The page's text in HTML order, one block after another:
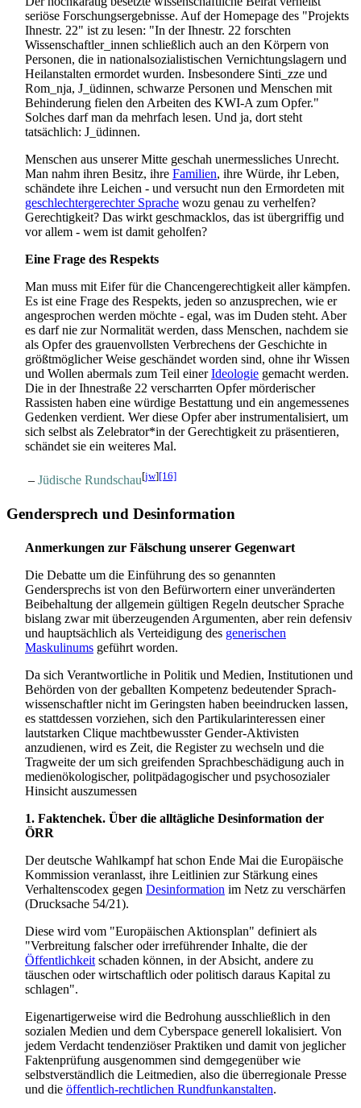
seriöse Forschungs­ergebnisse. Auf der Homepage des "Projekts
Ihnestr. 22" ist zu lesen: "In der Ihnestr. 22 forschten
Wissenschaftler_innen schließlich auch an den Körpern von
Personen, die in national­sozialistischen Vernichtungs­lagern und
Heil­anstalten ermordet wurden. Insbesondere Sinti_zze und
Rom_nja, J_üdinnen, schwarze Personen und Menschen mit
Behinderung fielen den Arbeiten des KWI-A zum Opfer."
Solches darf man da mehrfach lesen. Und ja, dort steht
tatsächlich: J_üdinnen.
Menschen aus unserer Mitte geschah unermessliches Unrecht.
Man nahm ihren Besitz, ihre Familien, ihre Würde, ihr Leben,
schändete ihre Leichen - und versucht nun den Ermordeten mit
geschlechter­gerechter Sprache wozu genau zu verhelfen?
Gerechtigkeit? Das wirkt geschmacklos, das ist übergriffig und
vor allem - wem ist damit geholfen?
Eine Frage des Respekts
Man muss mit Eifer für die Chancen­gerechtigkeit aller kämpfen.
Es ist eine Frage des Respekts, jeden so anzusprechen, wie er
angesprochen werden möchte - egal, was im Duden steht. Aber
es darf nie zur Normalität werden, dass Menschen, nachdem sie
als Opfer des grauen­vollsten Verbrechens der Geschichte in
größtmöglicher Weise geschändet worden sind, ohne ihr Wissen
und Wollen abermals zum Teil einerIdeologie gemacht werden.
Die in der Ihnestraße 22 verscharrten Opfer mörderischer
Rassisten haben eine würdige Bestattung und ein angemessenes
Gedenken verdient. Wer diese Opfer aber instrumentalisiert, um
sich selbst als Zelebrator*in der Gerechtigkeit zu präsentieren,
schändet sie ein weiteres Mal.
– Jüdische Rundschau[jw][16]
Gendersprech und Desinformation
Anmerkungen zur Fälschung unserer Gegenwart
Die Debatte um die Einführung des so genannten
Gendersprechs ist von den Befürwortern einer unveränderten
Beibehaltung der allgemein gültigen Regeln deutscher Sprache
bislang zwar mit überzeugenden Argumenten, aber rein defensiv
und hauptsächlich als Verteidigung des generischen
Maskulinums geführt worden.
Da sich Verantwortliche in Politik und Medien, Institutionen und
Behörden von der geballten Kompetenz bedeutender Sprach­
wissen­schaftler nicht im Geringsten haben beeindrucken lassen,
es stattdessen vorziehen, sich den Partikular­interessen einer
lautstarken Clique machtbewusster Gender-Aktivisten
anzudienen, wird es Zeit, die Register zu wechseln und die
Tragweite der um sich greifenden Sprach­beschädigung auch in
medien­ökologischer, polit­pädagogischer und psycho­sozialer
Hinsicht auszumessen
1. Faktenchek. Über die alltägliche Desinformation der
ÖRR
Der deutsche Wahlkampf hat schon Ende Mai die Europäische
Kommission veranlasst, ihre Leitlinien zur Stärkung eines
Verhaltenscodex gegen Desinformation im Netz zu verschärfen
(Drucksache 54/21).
Diese wird vom "Europäischen Aktionsplan" definiert als
"Verbreitung falscher oder irreführender Inhalte, die der
Öffentlichkeit schaden können, in der Absicht, andere zu
täuschen oder wirtschaftlich oder politisch daraus Kapital zu
schlagen".
Eigenartigerweise wird die Bedrohung ausschließlich in den
sozialen Medien und dem Cyberspace generell lokalisiert. Von
jedem Verdacht tendenziöser Praktiken und damit von jeglicher
Fakten­prüfung ausgenommen sind demgegenüber wie
selbstverständlich die Leitmedien, also die überregionale Presse
und die öffentlich-rechtlichen Rundfunk­anstalten.